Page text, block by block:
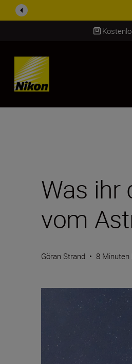
SKIP
Was ihr
vom
Göran Strand • 8 Minuten